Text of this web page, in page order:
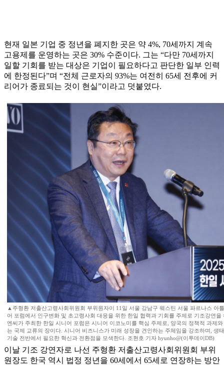
현재 일본 기업 중 정년을 폐지한 곳은 약 4%, 70세까지 계속
고용제를 운영하는 곳은 30% 수준이다. 그는 “다만 70세까지
일할 기회를 받는 대상은 기업이 필요하다고 판단한 일부 인력
에 한정된다”며 “전체 근로자의 93%는 여전히 65세 전후에 커
리어가 종료되는 것이 현실”이라고 덧붙였다.
▲주형환 저출산고령사회위원회 부위원자이 11일 서울 강남구 웨스틴 서울 파르나스 아
어 포럼에서 인구변화 및 초고령사회 대응을 위한 한일 협력과 기회를 주제로 기조강연
엔씨가 주최한 한일 시니어 포럼은 시니어 이코노미를 핵심 주제로, 양국의 정책적 과제
는 국제 교류의 장이다. 시니어 비즈니스가 미래 성장을 견인하는 주체임을 강조하며, 생
기술 전반에서 필요한 혁신과 전환점을 모색한다. 조현호 기자 hyunho@(이투데이DB)
이날 기조 강연자로 나선 주형환 저출산고령사회위원회 부위
원장도 한국 역시 법정 정년을 60세에서 65세로 연장하는 방안